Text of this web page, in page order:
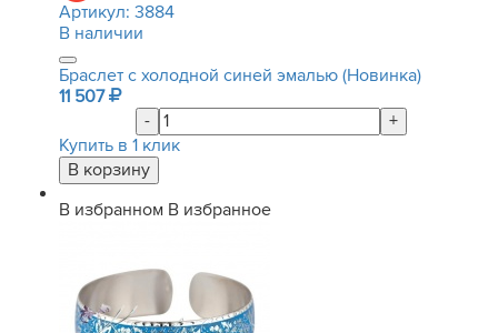
Артикул: 3884
В наличии
Браслет с холодной синей эмалью (Новинка)
11 507
-
+
Купить в 1 клик
В избранном В избранное